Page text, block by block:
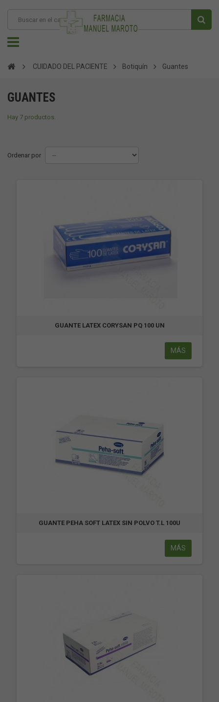
CUIDADO DEL PACIENTE Botiquín Guantes
GUANTES
Hay 7 productos.
Ordenar por
GUANTE LATEX CORYSAN PQ 100 UN
MÁS
GUANTE PEHA SOFT LATEX SIN POLVO T.L 100U
MÁS